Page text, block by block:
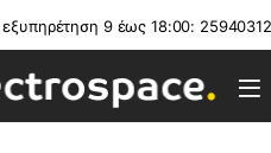
9 έως 18:00: